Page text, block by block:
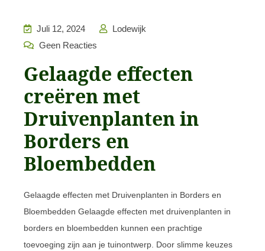
Juli 12, 2024
Lodewijk
Geen Reacties
Gelaagde effecten
creëren met
Druivenplanten in
Borders en
Bloembedden
Gelaagde effecten met Druivenplanten in Borders en
Bloembedden Gelaagde effecten met druivenplanten in
borders en bloembedden kunnen een prachtige
toevoeging zijn aan je tuinontwerp. Door slimme keuzes